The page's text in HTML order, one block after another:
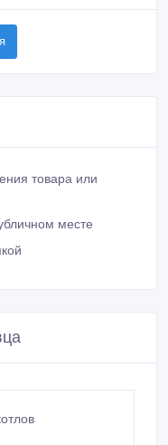
товара или
месте